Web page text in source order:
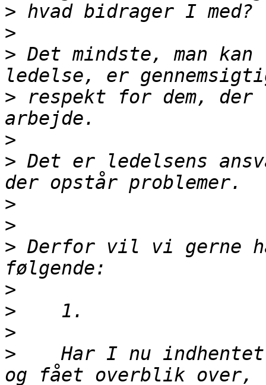
>
>
> Det mindste, man
> respekt for dem,
>
> Det er ledelsens
>
>
> Derfor vil vi gerne
>
>
>
>
Har I nu